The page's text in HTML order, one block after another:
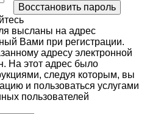
высланы на адрес
Вами при регистрации.
адресу электронной
На этот адрес было
следуя которым, вы
и пользоваться услугами
пользователей